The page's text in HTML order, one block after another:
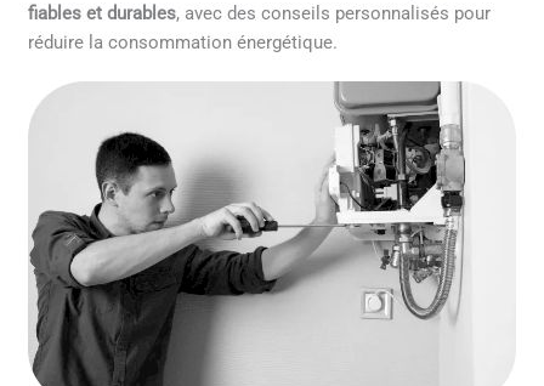
fiables et durables, avec des conseils personnalisés pour
réduire la consommation énergétique.